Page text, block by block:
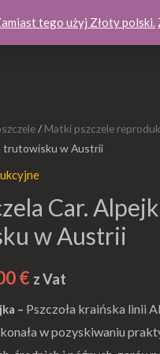
/ Matki pszczele
trutowisku w Austrii
Car.
w Austrii
€
Zakres
od
94,00 €
z Vat
– Pszczoła kraińska linii
w pozyskiwaniu
tego użyj Złoty polski.